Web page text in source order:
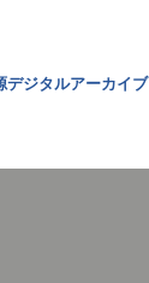
デジタルアーカイブ